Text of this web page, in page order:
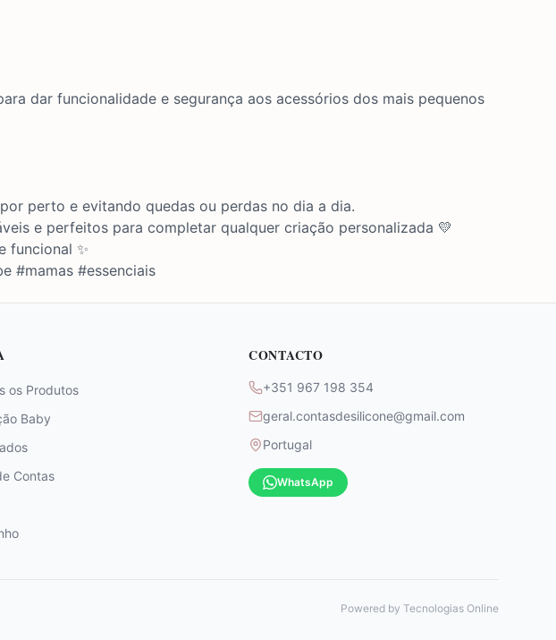
dar funcionalidade e segurança aos acessórios dos mais pequenos
perto e evitando quedas ou perdas no dia a dia.
e perfeitos para completar qualquer criação personalizada 💛
funcional ✨
#mamas #essenciais
os Produtos
Baby
Contas
CONTACTO
+351 967 198 354
geral.contasdesilicone@gmail.com
Portugal
WhatsApp
Powered by Tecnologias Online